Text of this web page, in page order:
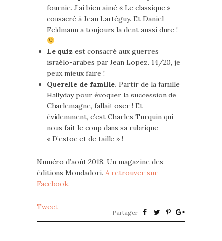
fournie. J’ai bien aimé « Le classique »
consacré à Jean Lartéguy. Et Daniel
Feldmann a toujours la dent aussi dure !
Le quiz est consacré aux guerres
israélo-arabes par Jean Lopez. 14/20, je
peux mieux faire !
Querelle de famille. Partir de la famille
Hallyday pour évoquer la succession de
Charlemagne, fallait oser ! Et
évidemment, c’est Charles Turquin qui
nous fait le coup dans sa rubrique
« D’estoc et de taille » !
Numéro d’août 2018. Un magazine des
éditions Mondadori. A retrouver sur
Facebook.
Tweet
Partager